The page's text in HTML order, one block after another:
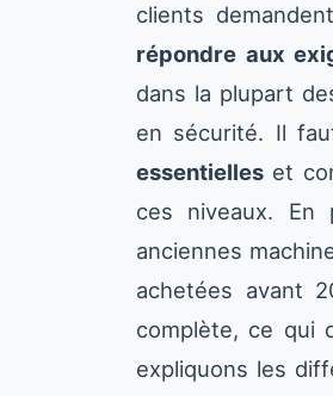
clients
répondre aux
dans la plupart
en sécurité. Il
essentielles et
ces niveaux. En
anciennes
achetées avant
complète, ce qui
expliquons les